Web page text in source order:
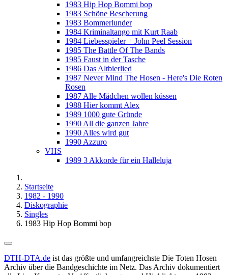
1983 Hip Hop Bommi bop
1983 Schöne Bescherung
1983 Bommerlunder
1984 Kriminaltango mit Kurt Raab
1984 Liebesspieler + John Peel Session
1985 The Battle Of The Bands
1985 Faust in der Tasche
1986 Das Altbierlied
1987 Never Mind The Hosen - Here's Die Roten
Rosen
1987 Alle Mädchen wollen küssen
1988 Hier kommt Alex
1989 1000 gute Gründe
1990 All die ganzen Jahre
1990 Alles wird gut
1990 Azzuro
VHS
1989 3 Akkorde für ein Halleluja
Startseite
1982 - 1990
Diskographie
Singles
1983 Hip Hop Bommi bop
DTH-DTA.de ist das größte und umfangreichste Die Toten Hosen
Archiv über die Bandgeschichte im Netz. Das Archiv dokumentiert